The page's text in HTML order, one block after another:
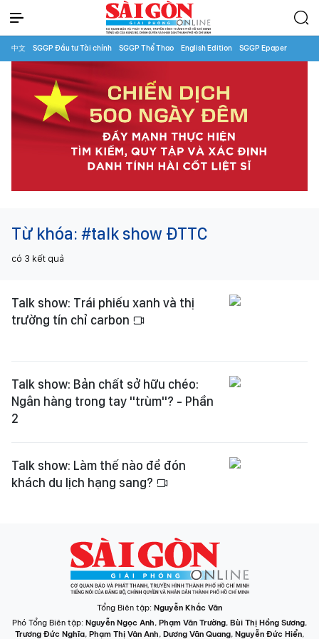
中文 SGGP Đầu tư Tài chính SGGP Thể Thao English Edition SGGP Epaper
Từ khóa: #talk show ĐTTC
có 3 kết quả
Talk show: Trái phiếu xanh và thị
trường tín chỉ carbon
Talk show: Bản chất sở hữu chéo:
Ngân hàng trong tay "trùm"? - Phần
2
Talk show: Làm thế nào để đón
khách du lịch hạng sang?
Tổng Biên tập: Nguyễn Khắc Văn
Phó Tổng Biên tập: Nguyễn Ngọc Anh, Phạm Văn Trường, Bùi Thị Hồng Sương,
Trương Đức Nghĩa, Phạm Thị Vân Anh, Dương Văn Quang, Nguyễn Đức Hiển,